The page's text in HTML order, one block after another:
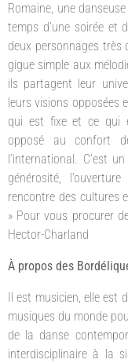
Romaine, une
temps d’une soirée et
deux personnages très
gigue simple aux
ils partagent leur
leurs visions opposées
qui est fixe et ce qui
opposé au confort
l’international. C’est
générosité,
rencontre des cultures
» Pour vous procurer
Hector-Charland
À propos des
Il est musicien, elle est
musiques du monde
de la danse
interdisciplinaire à la